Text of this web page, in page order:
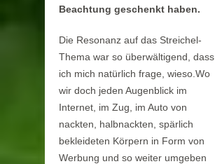
Beachtung geschenkt haben.
Die Resonanz auf das Streichel-
Thema war so überwältigend, dass
ich mich natürlich frage, wieso.Wo
wir doch jeden Augenblick im
Internet, im Zug, im Auto von
nackten, halbnackten, spärlich
bekleideten Körpern in Form von
Werbung und so weiter umgeben